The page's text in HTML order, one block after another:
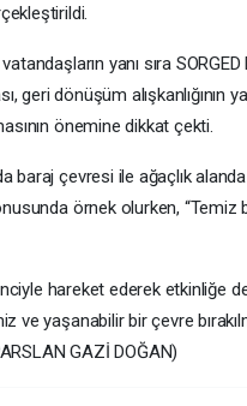
yanı sıra SORGED
geri dönüşüm alışkanlığının
önemine dikkat çekti.
baraj çevresi ile ağaçlık
örnek olurken,
hareket ederek etkinliğe
ve yaşanabilir bir çevre
GAZİ DOĞAN)